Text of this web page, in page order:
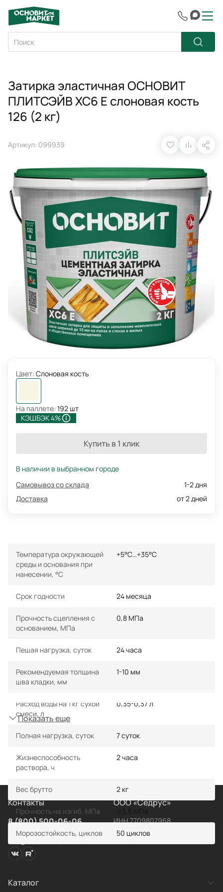
Затирка эластичная ОСНОВИТ
ПЛИТСЭЙВ XC6 E слоновая кость
126 (2 кг)
Артикул: 099939
Цвет: Слоновая кость
На паллете: 192 шт
КЭШБЭК 4%
Купить в 1 клик
В наличии в выбранном городе
Самовывоз со склада
1-2 дня
Доставка
от 2 дней
Температура окружающей
среды и основания при
нанесении, °С
+5°С…+35°С
Срок годности 24 месяца
Прочность сцепления с
основанием, МПа
0,8 МПа
Пешая нагрузка, суток 24 часа
Рекомендуемая толщина
шва кладки, мм
1-10 мм
Расход воды на 1 кг сухой
смеси, л
0,35-0,37 л
Полная нагрузка, суток 7 суток
Жизнеспособность
раствора, ч
2 часа
Вес брутто 2 кг
Прочность на изгиб, МПа
Морозостойкость, циклов 50 циклов
Показать еще
Контакты
8 (800) 500-06-06
Пн-Пт с 09:00-18:00
info@osnovit.market
ООО «Седрус»
ИНН 7709807968
КПП 770901001
Каталог